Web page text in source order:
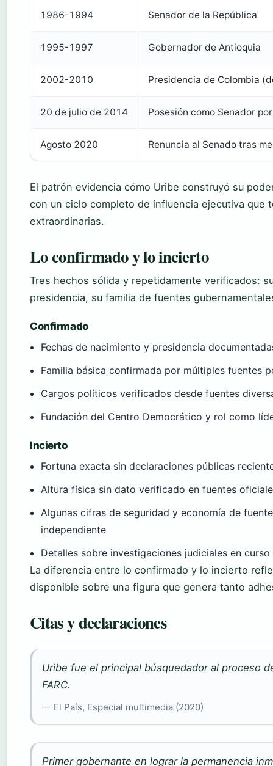
1986-1994 Senador de la República
1995-1997 Gobernador de Antioquia
2002-2010 Presidencia de Colombia
20 de julio de 2014 Posesión como Senador
Agosto 2020 Renuncia al Senado tras
El patrón evidencia cómo Uribe construyó su
con un ciclo completo de influencia ejecutiva que
extraordinarias.
Lo confirmado y lo incierto
Tres hechos sólida y repetidamente verificados:
presidencia, su familia de fuentes
Confirmado
Fechas de nacimiento y presidencia
Familia básica confirmada por múltiples fuentes
Cargos políticos verificados desde fuentes
Fundación del Centro Democrático y rol como
Incierto
Fortuna exacta sin declaraciones públicas
Altura física sin dato verificado en fuentes
Algunas cifras de seguridad y economía de
independiente
Detalles sobre investigaciones judiciales en
La diferencia entre lo confirmado y lo incierto
disponible sobre una figura que genera tanto
Citas y declaraciones
Uribe fue el principal búsquedador al proceso
FARC.
— El País, Especial multimedia (2020)
Primer gobernante en lograr la permanencia